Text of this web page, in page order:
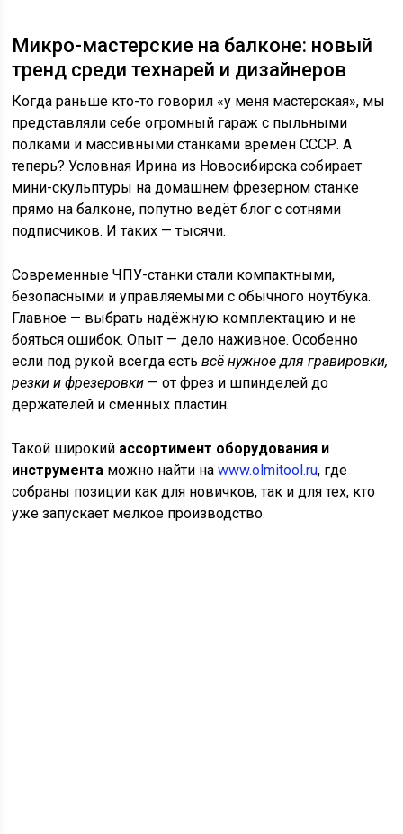
Микро-мастерские на балконе: новый
тренд среди технарей и дизайнеров
Когда раньше кто-то говорил «у меня мастерская», мы
представляли себе огромный гараж с пыльными
полками и массивными станками времён СССР. А
теперь? Условная Ирина из Новосибирска собирает
мини-скульптуры на домашнем фрезерном станке
прямо на балконе, попутно ведёт блог с сотнями
подписчиков. И таких — тысячи.
Современные ЧПУ-станки стали компактными,
безопасными и управляемыми с обычного ноутбука.
Главное — выбрать надёжную комплектацию и не
бояться ошибок. Опыт — дело наживное. Особенно
если под рукой всегда естьвсё нужное для гравировки,
резки и фрезеровки — от фрез и шпинделей до
держателей и сменных пластин.
Такой широкий ассортимент оборудования и
инструмента можно найти наwww.olmitool.ru, где
собраны позиции как для новичков, так и для тех, кто
уже запускает мелкое производство.